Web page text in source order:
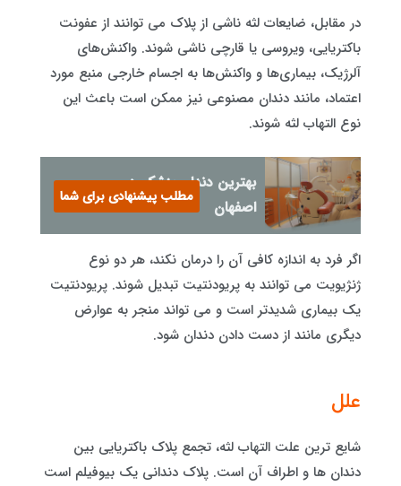
در مقابل، ضایعات لثه ناشی از پلاک می توانند از عفونت
باکتریایی، ویروسی یا قارچی ناشی شوند. واکنش‌های
آلرژیک، بیماری‌ها و واکنش‌ها به اجسام خارجی منبع مورد
اعتماد، مانند دندان مصنوعی نیز ممکن است باعث این
نوع التهاب لثه شوند.
بهترین دندان پزشک در
اصفهان
مطلب پیشنهادی برای شما
اگر فرد به اندازه کافی آن را درمان نکند، هر دو نوع
ژنژیویت می توانند به پریودنتیت تبدیل شوند. پریودنتیت
یک بیماری شدیدتر است و می تواند منجر به عوارض
دیگری مانند از دست دادن دندان شود.
علل
شایع ترین علت التهاب لثه، تجمع پلاک باکتریایی بین
دندان ها و اطراف آن است. پلاک دندانی یک بیوفیلم است